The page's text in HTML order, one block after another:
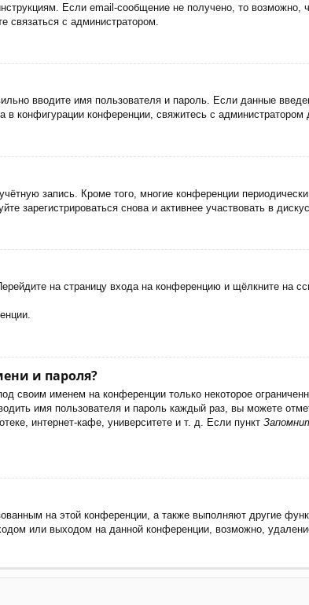
Если email-сообщение не получено, то возможно,
с администратором.
вводите имя пользователя и пароль. Если данные
конфигурации конференции, свяжитесь с администратором
запись. Кроме того, многие конференции
зарегистрироваться снова и активнее участвовать в
на страницу входа на конференцию и щёлкните на
и пароля?
своим именем на конференции только некоторое
имя пользователя и пароль каждый раз, вы можете
интернет-кафе, университете и т. д. Если пункт
на этой конференции, а также выполняют другие
или выходом на данной конференции, возможно,